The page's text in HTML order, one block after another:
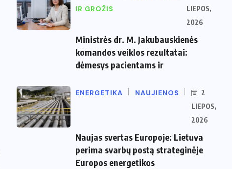
IR GROŽIS
LIEPOS,
2026
Ministrės dr. M. Jakubauskienės
komandos veiklos rezultatai:
dėmesys pacientams ir
ENERGETIKA NAUJIENOS
2
LIEPOS,
2026
Naujas svertas Europoje: Lietuva
perima svarbų postą strateginėje
Europos energetikos